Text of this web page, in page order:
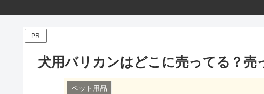
PR
犬用バリカンはどこに売ってる？売
ペット用品